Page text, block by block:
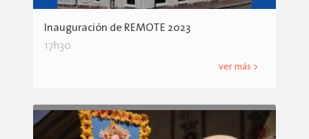
Inauguración de REMOTE 2023
17h30
ver más >